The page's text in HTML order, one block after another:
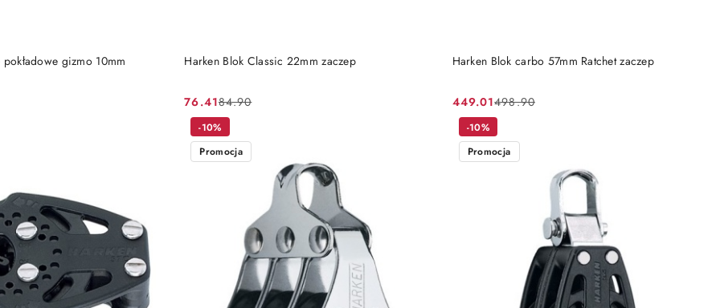
gizmo 10mm
DO KOSZYKA Harken Blok Classic 22mm zaczep
Cena
promocyjna:
76.41
Cena
przed
promocją:
84.90
DO KOSZYKA Harken Blok carbo 57mm Ratchet zaczep
Cena
promocyjna:
449.01
Cena
przed
promocją:
498.90
DO KOSZYKA
-10%
Promocja
-10%
Promocja